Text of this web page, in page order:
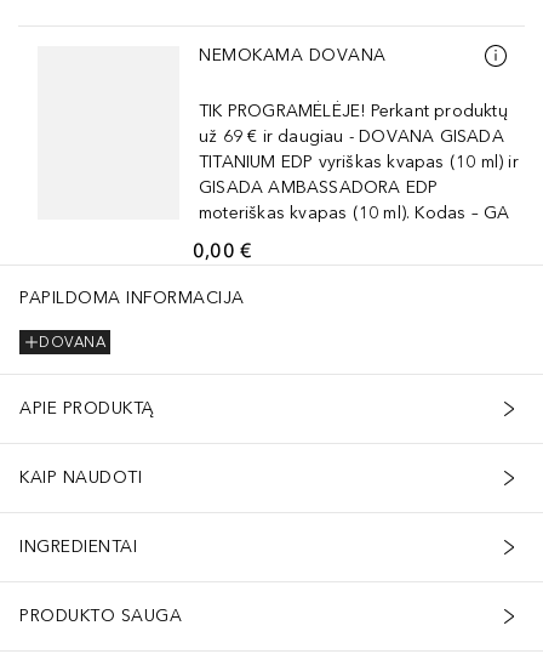
Praleisti slankiklį
NEMOKAMA DOVANA
TIK PROGRAMĖLĖJE! Perkant produktų
už 69 € ir daugiau - DOVANA GISADA
TITANIUM EDP vyriškas kvapas (10 ml) ir
GISADA AMBASSADORA EDP
moteriškas kvapas (10 ml). Kodas – GA
0,00 €
PAPILDOMA INFORMACIJA
DOVANA
APIE PRODUKTĄ
KAIP NAUDOTI
INGREDIENTAI
PRODUKTO SAUGA